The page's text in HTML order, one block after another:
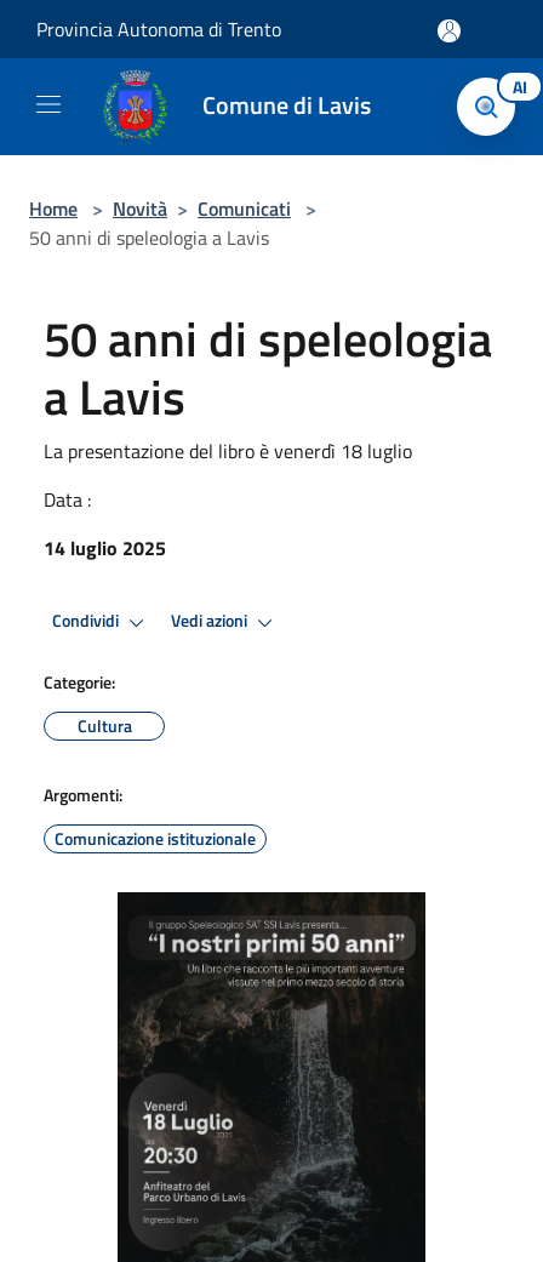
Provincia Autonoma di Trento
Comune di Lavis AI
Home > Novità > Comunicati >
50 anni di speleologia a Lavis
50 anni di speleologia
a Lavis
La presentazione del libro è venerdì 18 luglio
Data :
14 luglio 2025
Condividi Vedi azioni
Categorie:
Cultura
Argomenti:
Comunicazione istituzionale